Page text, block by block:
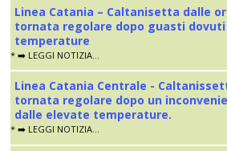
Linea Catania – Caltanisetta dalle
tornata regolare dopo guasti
temperature
* ➡️ LEGGI NOTIZIA...
Linea Catania Centrale -
tornata regolare dopo un
dalle elevate temperature.
* ➡️ LEGGI NOTIZIA...